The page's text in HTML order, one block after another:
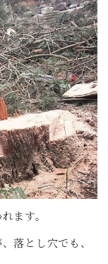
ます。
落とし穴でも、